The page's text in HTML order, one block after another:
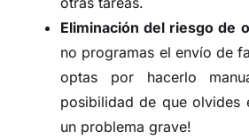
Eliminación del riesgo de
no programas el envío de
optas por hacerlo
posibilidad de que olvides
un problema grave!